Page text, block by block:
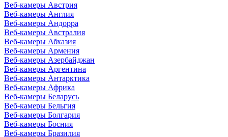
Веб-камеры Австрия
Веб-камеры Англия
Веб-камеры Андорра
Веб-камеры Австралия
Веб-камеры Абхазия
Веб-камеры Армения
Веб-камеры Азербайджан
Веб-камеры Аргентина
Веб-камеры Антарктика
Веб-камеры Африка
Веб-камеры Беларусь
Веб-камеры Бельгия
Веб-камеры Болгария
Веб-камеры Босния
Веб-камеры Бразилия